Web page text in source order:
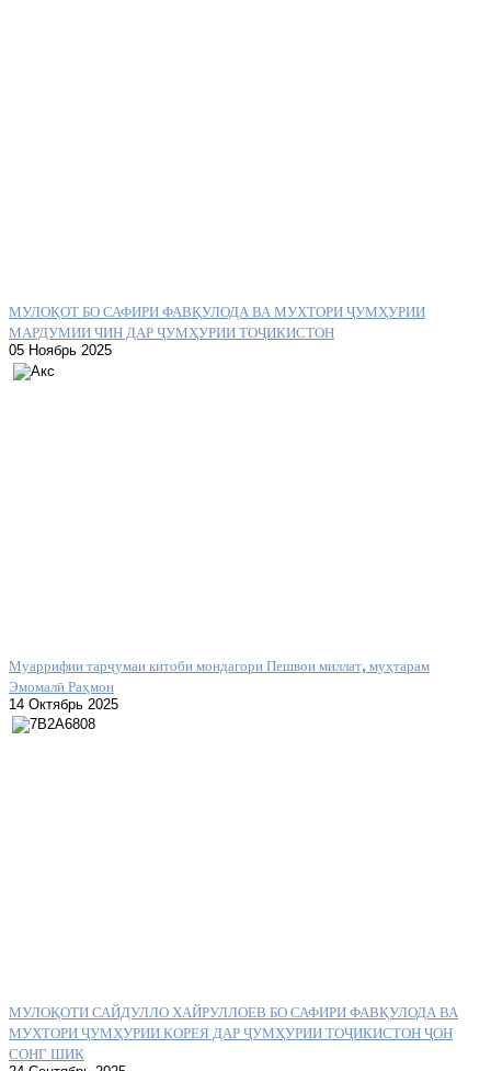
МУЛОҚОТ БО САФИРИ ФАВҚУЛОДА ВА МУХТОРИ ҶУМҲУРИИ
МАРДУМИИ ЧИН ДАР ҶУМҲУРИИ ТОҶИКИСТОН
05 Ноябрь 2025
Муаррифии тарҷумаи китоби мондагори Пешвои миллат, муҳтарам
Эмомалӣ Раҳмон
14 Октябрь 2025
МУЛОҚОТИ САЙДУЛЛО ХАЙРУЛЛОЕВ БО САФИРИ ФАВҚУЛОДА ВА
МУХТОРИ ҶУМҲУРИИ КОРЕЯ ДАР ҶУМҲУРИИ ТОҶИКИСТОН ҶОН
СОНГ ШИК